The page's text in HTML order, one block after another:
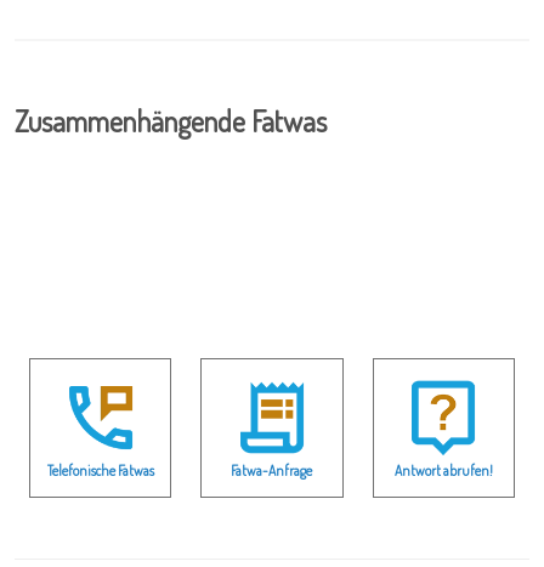
Zusammenhängende Fatwas
Telefonische Fatwas Fatwa-Anfrage Antwort abrufen!